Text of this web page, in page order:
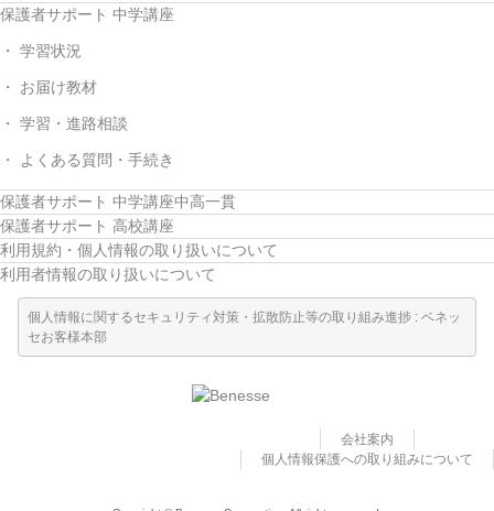
保護者サポート 中学講座
学習状況
お届け教材
学習・進路相談
よくある質問・手続き
保護者サポート 中学講座中高一貫
保護者サポート 高校講座
利用規約・個人情報の取り扱いについて
利用者情報の取り扱いについて
個人情報に関するセキュリティ対策・拡散防止等の取り組み進捗 : ベネッ
セお客様本部
会社案内
個人情報保護への取り組みについて